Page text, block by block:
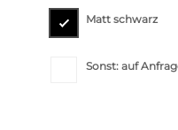
Matt schwarz
Sonst: auf